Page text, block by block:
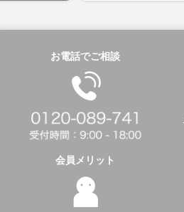
お電話でご相談
会員メリット